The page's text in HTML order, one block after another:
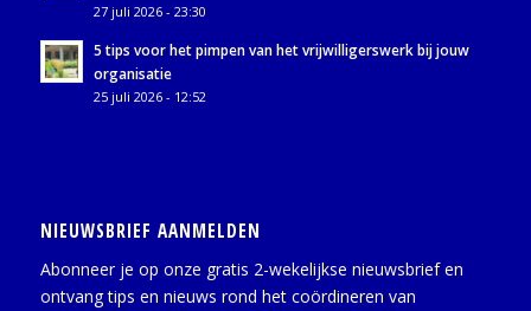
27 juli 2026 - 23:30
5 tips voor het pimpen van het vrijwilligerswerk bij jouw
organisatie
25 juli 2026 - 12:52
NIEUWSBRIEF AANMELDEN
Abonneer je op onze gratis 2-wekelijkse nieuwsbrief en
ontvang tips en nieuws rond het coördineren van